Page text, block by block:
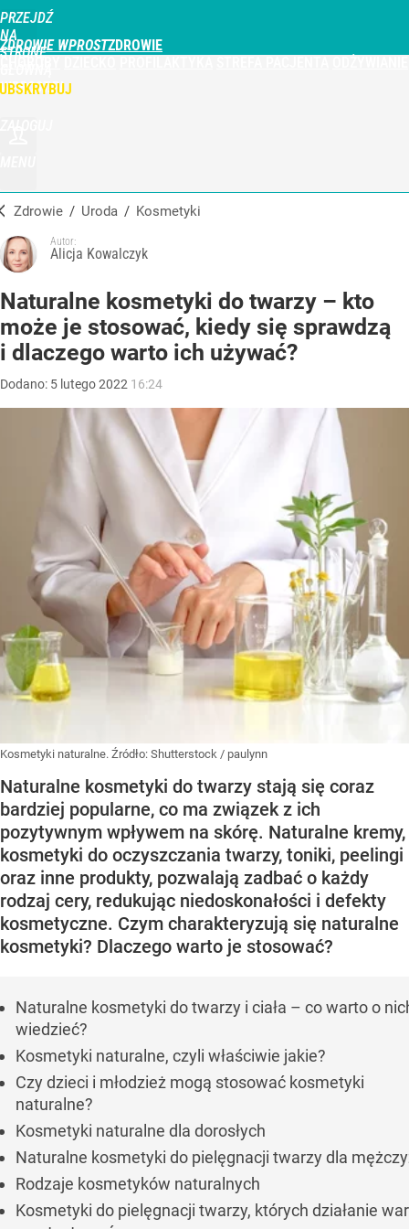
PRZEJDŹ
NA
STRONĘ
WPROST.PL
ZDROWIE WPROST
Zdrowie / Uroda / Kosmetyki
Autor:
Alicja Kowalczyk
Naturalne kosmetyki do twarzy – kto
może je stosować, kiedy się sprawdzą
i dlaczego warto ich używać?
Dodano: 5 lutego2022 16:24
Kosmetyki naturalne. Źródło: Shutterstock / paulynn
Naturalne kosmetyki do twarzy stają się coraz
bardziej popularne, co ma związek z ich
pozytywnym wpływem na skórę. Naturalne kremy,
kosmetyki do oczyszczania twarzy, toniki, peelingi
oraz inne produkty, pozwalają zadbać o każdy
rodzaj cery, redukując niedoskonałości i defekty
kosmetyczne. Czym charakteryzują się naturalne
kosmetyki? Dlaczego warto je stosować?
Naturalne kosmetyki do twarzy i ciała – co warto o
wiedzieć?
Kosmetyki naturalne, czyli właściwie jakie?
Czy dzieci i młodzież mogą stosować kosmetyki
naturalne?
Kosmetyki naturalne dla dorosłych
Naturalne kosmetyki do pielęgnacji twarzy dla
Rodzaje kosmetyków naturalnych
Kosmetyki do pielęgnacji twarzy, których działanie